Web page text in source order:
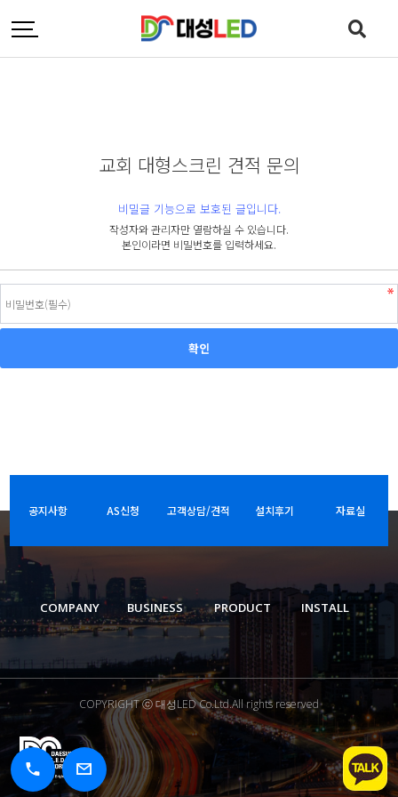
교회 대형스크린 견적 문의
비밀글 기능으로 보호된 글입니다.
작성자와 관리자만 열람하실 수 있습니다.
본인이라면 비밀번호를 입력하세요.
공지사항 AS신청 고객상담/견적 설치후기 자료실
COMPANY BUSINESS PRODUCT INSTALL
COPYRIGHT ⓒ 대성LED Co.Ltd.All rights reserved